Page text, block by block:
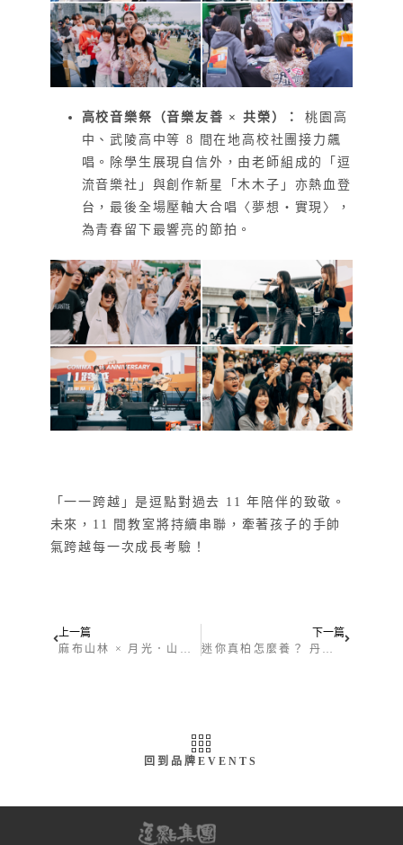
高校音樂祭（音樂友善 × 共榮）：
桃園高
中、武陵高中等 8 間在地高校社團接力飆
唱。除學生展現自信外，由老師組成的「逗
流音樂社」與創作新星「木木子」亦熱血登
台，最後全場壓軸大合唱〈夢想・實現〉，
為青春留下最響亮的節拍。
「一一跨越」是逗點對過去 11 年陪伴的致敬。
未來，11 間教室將持續串聯，牽著孩子的手帥
氣跨越每一次成長考驗！
上一篇
麻布山林 × 月光．山市集｜在光與山之間，看見教育的無限可能
下一篇
迷你真柏怎麼養？ 丹尼老師的迷你真柏大解密！
回到品牌EVENTS